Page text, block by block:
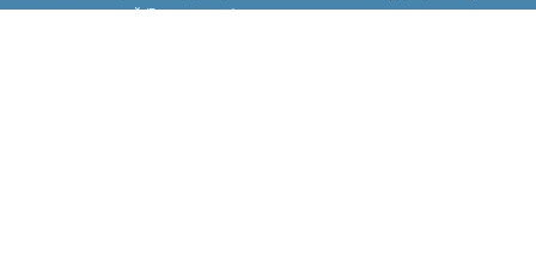
массовых коммуникаций (Роскомнадзор)